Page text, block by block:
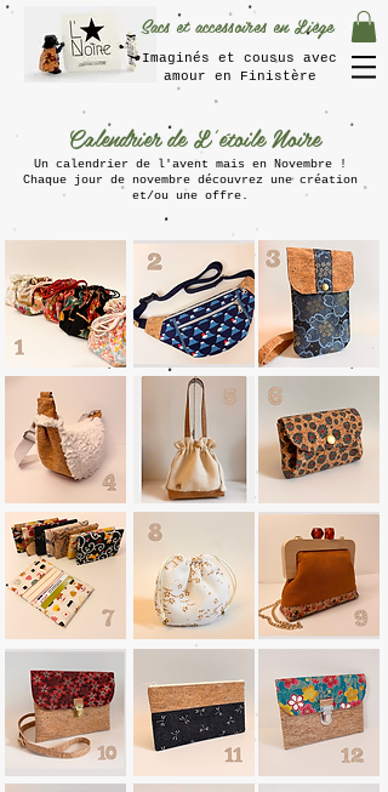
Imaginés et cousus avec
amour en Finistère
Sacs et accessoires en Liège
Calendrier de L'étoile Noire
Un calendrier de l'avent mais en Novembre !
Chaque jour de novembre découvrez une création
et/ou une offre.